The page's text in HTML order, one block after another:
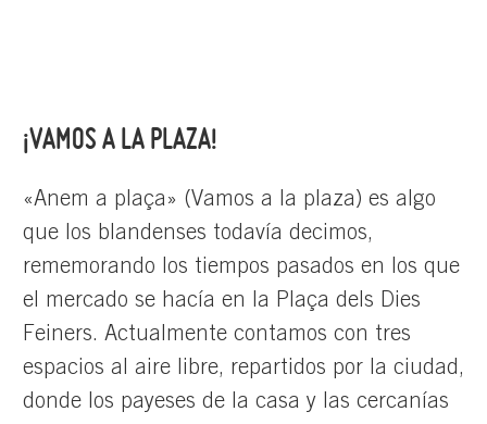
¡VAMOS A LA PLAZA!
«Anem a plaça» (Vamos a la plaza) es algo
que los blandenses todavía decimos,
rememorando los tiempos pasados en los que
el mercado se hacía en la Plaça dels Dies
Feiners. Actualmente contamos con tres
espacios al aire libre, repartidos por la ciudad,
donde los payeses de la casa y las cercanías